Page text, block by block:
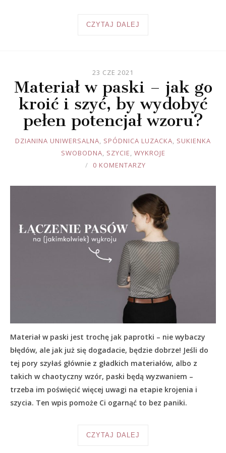
CZYTAJ DALEJ
23 CZE 2021
Materiał w paski – jak go
kroić i szyć, by wydobyć
pełen potencjał wzoru?
JOULE
DZIANINA UNIWERSALNA, SPÓDNICA LUZACKA, SUKIENKA
SWOBODNA, SZYCIE, WYKROJE
0 KOMENTARZY
Materiał w paski jest trochę jak paprotki – nie wybaczy
błędów, ale jak już się dogadacie, będzie dobrze! Jeśli do
tej pory szyłaś głównie z gładkich materiałów, albo z
takich w chaotyczny wzór, paski będą wyzwaniem –
trzeba im poświęcić więcej uwagi na etapie krojenia i
szycia. Ten wpis pomoże Ci ogarnąć to bez paniki.
CZYTAJ DALEJ